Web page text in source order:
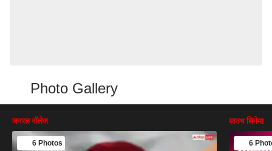
Photo Gallery
जनरल नॉलेज
6 Photos
साउथ सिनेमा
6